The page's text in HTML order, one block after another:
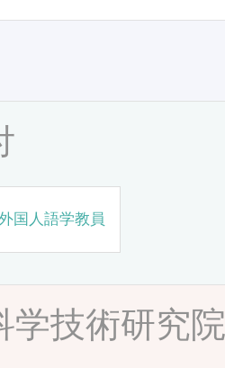
国人語学教員
学技術研究